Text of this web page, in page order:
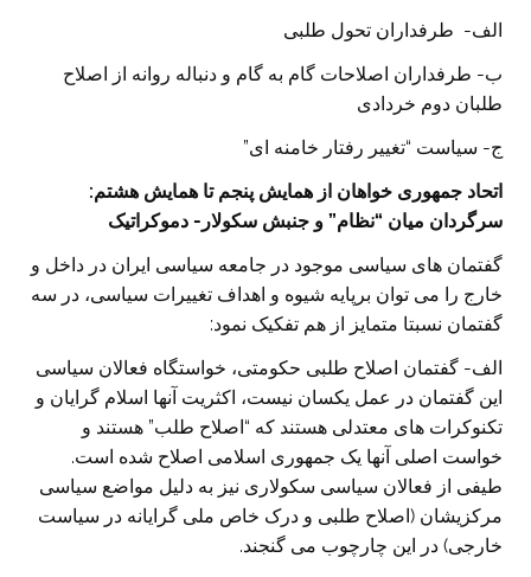
الف- طرفداران تحول طلبی
ب- طرفداران اصلاحات گام به گام و دنباله روانه از اصلاح
طلبان دوم خردادی
ج- سیاست “تغییر رفتار خامنه ای”
اتحاد جمهوری خواهان از همایش پنجم تا همایش هشتم:
سرگردان میان “نظام” و جنبش سکولار- دموکراتیک
گفتمان های سیاسی موجود در جامعه سیاسی ایران در داخل و
خارج را می توان برپایه شیوه و اهداف تغییرات سیاسی، در سه
گفتمان نسبتا متمایز از هم تفکیک نمود:
الف- گفتمان اصلاح طلبی حکومتی، خواستگاه فعالان سیاسی
این گفتمان در عمل یکسان نیست، اکثریت آنها اسلام گرایان و
تکنوکرات های معتدلی هستند که “اصلاح طلب” هستند و
خواست اصلی آنها یک جمهوری اسلامی اصلاح شده است.
طیفی از فعالان سیاسی سکولاری نیز به دلیل مواضع سیاسی
مرکزیشان (اصلاح طلبی و درک خاص ملی گرایانه در سیاست
خارجی) در این چارچوب می گنجند.